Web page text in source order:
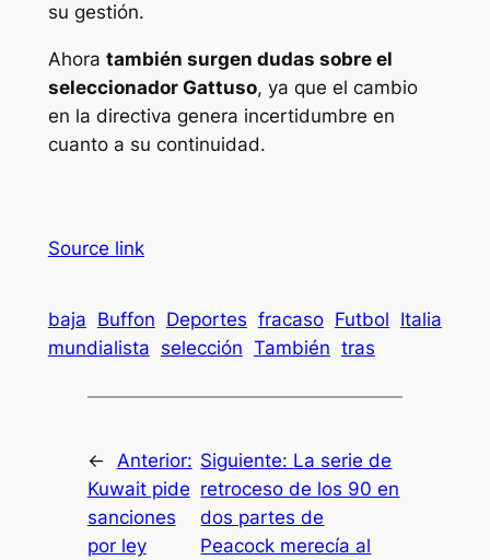
su gestión.
Ahora también surgen dudas sobre el
seleccionador Gattuso, ya que el cambio
en la directiva genera incertidumbre en
cuanto a su continuidad.
Source link
baja Buffon Deportes fracaso Futbol Italia
mundialista selección También tras
← Anterior:
Kuwait pide
sanciones
por ley
Siguiente: La serie de
retroceso de los 90 en
dos partes de
Peacock merecía al